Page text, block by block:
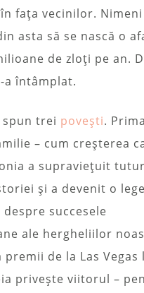
fața vecinilor.
asta să se nască o
de zloți pe an.
a întâmplat.
spun trei povești.
– cum creșterea
a supraviețuit
și a devenit o
succesele
ale hergheliilor
premii de la Las Vegas
privește viitorul –